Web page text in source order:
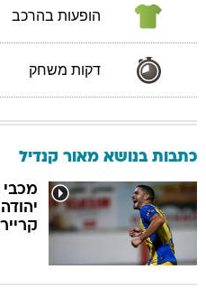
הופעות בהרכב
דקות משחק
כתבות בנושא מאור קנדיל
מכבי